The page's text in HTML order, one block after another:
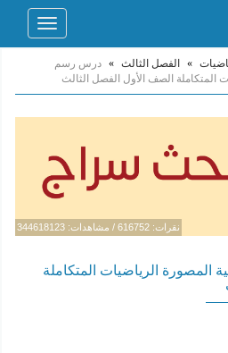
Toggle
» الفصل الثالث » درس رسم
المتكاملة الصف الأول الفصل الثالث
نقرات: 616752 / مشاهدات: 344618123
المصورة الرياضيات المتكاملة